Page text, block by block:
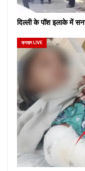
दिल्ली के पॉश इलाके में
क्राइम LIVE